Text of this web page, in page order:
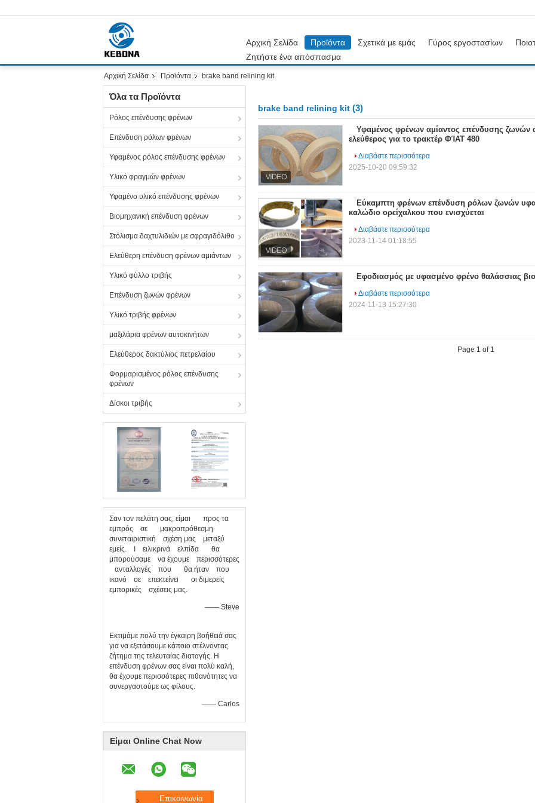
Αρχική Σελίδα Προϊόντα Σχετικά με εμάς Γύρος εργοστασίων
Ζητήστε ένα απόσπασμα
Αρχική Σελίδα Προϊόντα brake band relining kit
Όλα τα Προϊόντα
Ρόλος επένδυσης φρένων
Επένδυση ρόλων φρένων
Υφαμένος ρόλος επένδυσης φρένων
Υλικό φραγμών φρένων
Υφαμένο υλικό επένδυσης φρένων
Βιομηχανική επένδυση φρένων
Στόλισμα δαχτυλιδιών με σφραγιδόλιθο
Ελεύθερη επένδυση φρένων αμιάντων
Υλικό φύλλο τριβής
Επένδυση ζωνών φρένων
Υλικό τριβής φρένων
μαξιλάρια φρένων αυτοκινήτων
Ελεύθερος δακτύλιος πετρελαίου
Φορμαρισμένος ρόλος επένδυσης
φρένων
Δίσκοι τριβής
Σαν τον πελάτη σας, είμαι προς τα
εμπρός σε μακροπρόθεσμη
συνεταιριστική σχέση μας μεταξύ
εμείς. Ι ειλικρινά ελπίδα θα
μπορούσαμε να έχουμε περισσότερες
ανταλλαγές που θα ήταν που
ικανό σε επεκτείνει οι διμερείς
εμπορικές σχέσεις μας.
—— Steve
Εκτιμάμε πολύ την έγκαιρη βοήθειά σας
για να εξετάσουμε κάποιο στέλνοντας
ζήτημα της τελευταίας διαταγής. Η
επένδυση φρένων σας είναι πολύ καλή,
θα έχουμε περισσότερες πιθανότητες να
συνεργαστούμε ως φίλους.
—— Carlos
Είμαι Online Chat Now
brake band relining kit (3)
Υφαμένος φρένων αμίαντος επένδυσης ζωνών
ελεύθερος για το τρακτέρ ΦΊΑΤ 480
Διαβάστε περισσότερα
2025-10-20 09:59:32
Εύκαμπτη φρένων επένδυση ρόλων ζωνών
καλώδιο ορείχαλκου που ενισχύεται
Διαβάστε περισσότερα
2023-11-14 01:18:55
Εφοδιασμός με υφασμένο φρένο θαλάσσιας
Διαβάστε περισσότερα
2024-11-13 15:27:30
Page 1 of 1